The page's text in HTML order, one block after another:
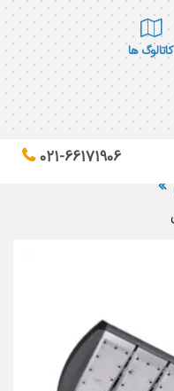
کاتالوگ ها
021-66171906